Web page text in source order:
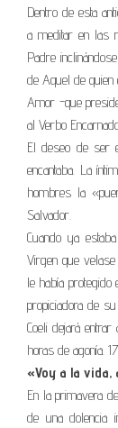
Dentro de esta
a meditar en las
Padre
de Aquel de
Amor -que
al Verbo
El deseo de ser
encantaba. La
hombres la
Salvador.
Cuando ya
Virgen que
le había protegido
propiciadora de
Coeli dejará
horas de agonía. 17
«Voy a la vida,
En la primavera
de una dolencia